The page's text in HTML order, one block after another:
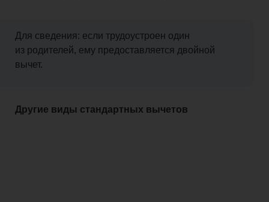
Для сведения: если трудоустроен один
из родителей, ему предоставляется двойной
вычет.
Другие виды стандартных вычетов